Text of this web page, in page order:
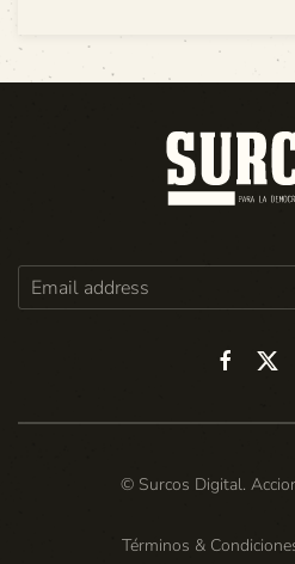
© Surcos Digital.
Términos &